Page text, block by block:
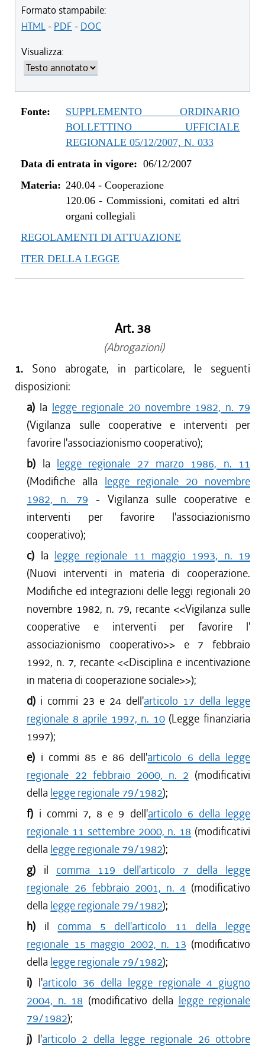
Formato stampabile:
HTML- PDF - DOC
Visualizza:
Fonte:
SUPPLEMENTO ORDINARIO
BOLLETTINO UFFICIALE
REGIONALE 05/12/2007, N. 033
Data di entrata in vigore: 06/12/2007
Materia: 240.04- Cooperazione
120.06- Commissioni, comitati ed altri
organi collegiali
REGOLAMENTI DI ATTUAZIONE
ITER DELLA LEGGE
Art. 38
(Abrogazioni)
1. Sono abrogate, in particolare, le seguenti
disposizioni:
a) la legge regionale 20 novembre 1982, n. 79
(Vigilanza sulle cooperative e interventi per
favorire l'associazionismo cooperativo);
b) la legge regionale 27 marzo 1986, n. 11
(Modifiche alla legge regionale 20 novembre
1982, n. 79 - Vigilanza sulle cooperative e
interventi per favorire l'associazionismo
cooperativo);
c) la legge regionale 11 maggio 1993, n. 19
(Nuovi interventi in materia di cooperazione.
Modifiche ed integrazioni delle leggi regionali 20
novembre 1982, n. 79, recante <<Vigilanza sulle
cooperative e interventi per favorire l'
associazionismo cooperativo>> e 7 febbraio
1992, n. 7, recante <<Disciplina e incentivazione
in materia di cooperazione sociale>>);
d) i commi 23 e 24 dell'articolo 17 della legge
regionale 8 aprile 1997, n. 10(Legge finanziaria
1997);
e) i commi 85 e 86 dell'articolo 6 della legge
regionale 22 febbraio 2000, n. 2 (modificativi
della legge regionale 79/1982);
f) i commi 7, 8 e 9 dell'articolo 6 della legge
regionale 11 settembre 2000, n. 18 (modificativi
della legge regionale 79/1982);
g) il comma 119 dell'articolo 7 della legge
regionale 26 febbraio 2001, n. 4(modificativo
della legge regionale 79/1982);
h) il comma 5 dell'articolo 11 della legge
regionale 15 maggio 2002, n. 13 (modificativo
della legge regionale 79/1982);
i) l'articolo 36 della legge regionale 4 giugno
2004, n. 18 (modificativo della legge regionale
79/1982);
j) l'articolo 2 della legge regionale 26 ottobre